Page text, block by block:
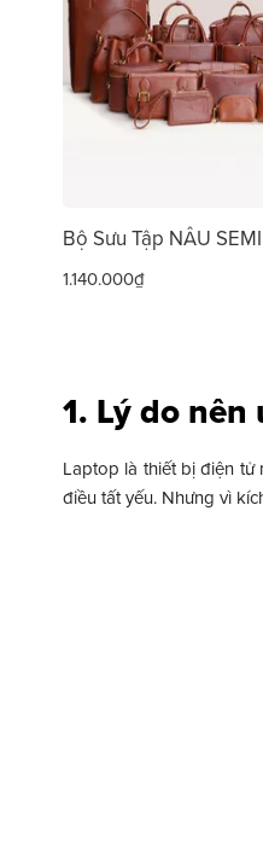
Bộ Sưu Tập NÂU SEMI
1.140.000₫
1. Lý do
Laptop là thiết bị điện tử
điều tất yếu. Nhưng vì